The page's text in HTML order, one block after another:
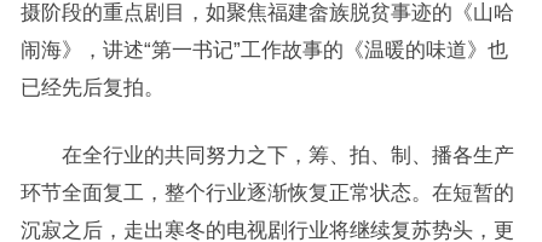
摄阶段的重点剧目，如聚焦福建畲族脱贫事迹的《山哈
闹海》，讲述“第一书记”工作故事的《温暖的味道》也
已经先后复拍。
在全行业的共同努力之下，筹、拍、制、播各生产
环节全面复工，整个行业逐渐恢复正常状态。在短暂的
沉寂之后，走出寒冬的电视剧行业将继续复苏势头，更